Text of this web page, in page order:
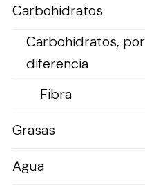
Carbohidratos
Carbohidratos, por
diferencia
Fibra
Grasas
Agua